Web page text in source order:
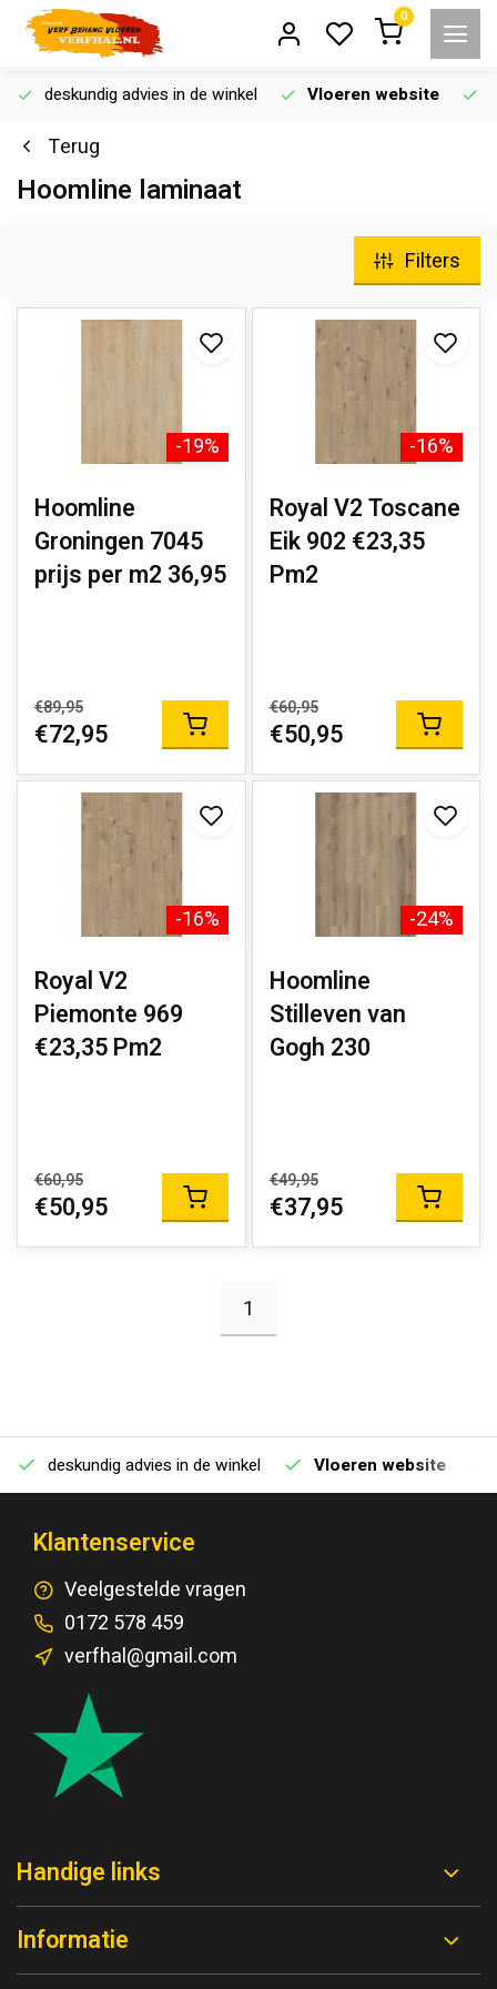
0
deskundig advies in de winkel Vloeren website
Terug
Hoomline laminaat
Filters
-19%
Hoomline
Groningen 7045
prijs per m2 36,95
€89,95
€72,95
-16%
Royal V2 Toscane
Eik 902 €23,35
Pm2
€60,95
€50,95
-16%
Royal V2
Piemonte 969
€23,35 Pm2
€60,95
€50,95
-24%
Hoomline
Stilleven van
Gogh 230
€49,95
€37,95
1
deskundig advies in de winkel Vloeren website
Klantenservice
Veelgestelde vragen
0172 578 459
verfhal@gmail.com
Handige links
Informatie